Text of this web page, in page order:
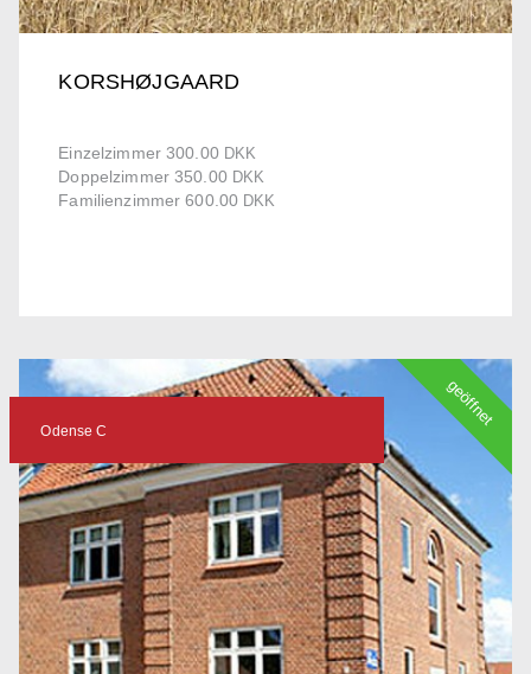
KORSHØJGAARD
Einzelzimmer 300.00 DKK
Doppelzimmer 350.00 DKK
Familienzimmer 600.00 DKK
Odense C
geöffnet